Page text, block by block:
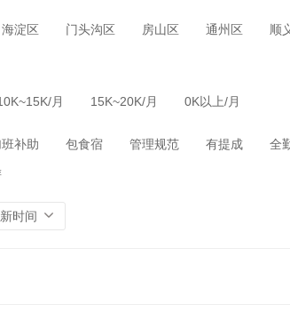
海淀区 门头沟区 房山区 通州区 顺
月 15K~20K/月 0K以上/月
补助 包食宿 管理规范 有提成 全
时间